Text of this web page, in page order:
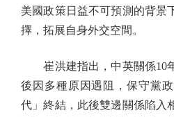
美國政策日益不可預測的背景
擇，拓展自身外交空間。
崔洪建指出，中英關係10年
後因多種原因遇阻，保守黨
代」終結，此後雙邊關係陷入